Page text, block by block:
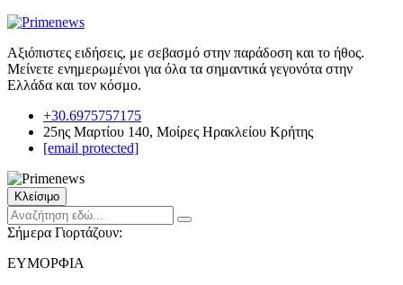
Αξιόπιστες ειδήσεις, με σεβασμό στην παράδοση και το ήθος.
Μείνετε ενημερωμένοι για όλα τα σημαντικά γεγονότα στην
Ελλάδα και τον κόσμο.
+30.6975757175
25ης Μαρτίου 140, Μοίρες Ηρακλείου Κρήτης
[email protected]
Κλείσιμο
Σήμερα Γιορτάζουν:
ΕΥΜΟΡΦΙΑ